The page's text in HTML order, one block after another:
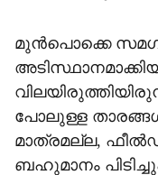
മുൻപൊക്കെ
പോലുള്ള താരങ്ങൾ
മാത്രമല്ല,
ബഹുമാനം